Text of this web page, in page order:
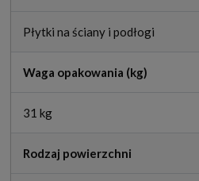
Płytki na ściany i podłogi
Waga opakowania (kg)
31 kg
Rodzaj powierzchni